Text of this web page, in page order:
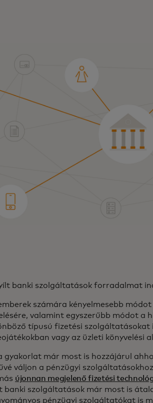
banki szolgáltatások forradalmat
számára kényelmesebb
valamint egyszerűbb módot a
típusú fizetési szolgáltatásokat
vagy az üzleti könyvelési
gyakorlat már most is hozzájárul
váljon a pénzügyi
újonnan megjelenő fizetési
banki szolgáltatások már most is
pénzügyi szolgáltatókat is